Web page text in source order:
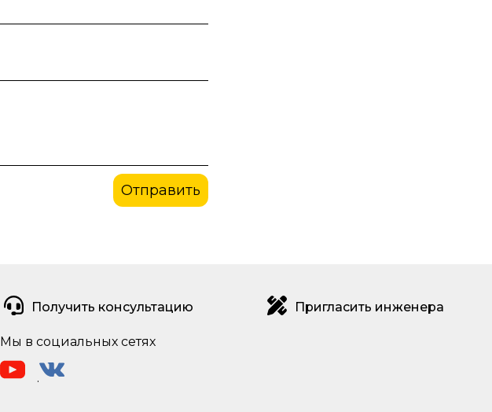
Отправить
Получить консультацию Пригласить инженера
Мы в социальных сетях
.